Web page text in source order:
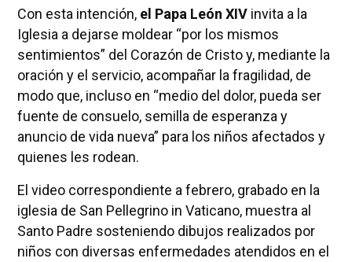
Con esta intención, el Papa León XIVinvita a la
Iglesia a dejarse moldear “por los mismos
sentimientos” del Corazón de Cristo y, mediante la
oración y el servicio, acompañar la fragilidad, de
modo que, incluso en “medio del dolor, pueda ser
fuente de consuelo, semilla de esperanza y
anuncio de vida nueva” para los niños afectados y
quienes les rodean.
El video correspondiente a febrero, grabado en la
iglesia de San Pellegrino in Vaticano, muestra al
Santo Padre sosteniendo dibujos realizados por
niños con diversas enfermedades atendidos en el